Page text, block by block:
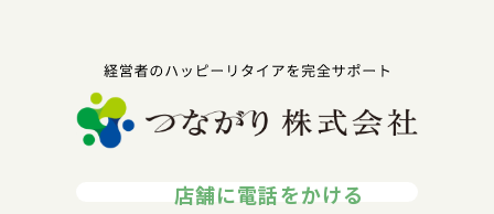
店舗に電話をかける